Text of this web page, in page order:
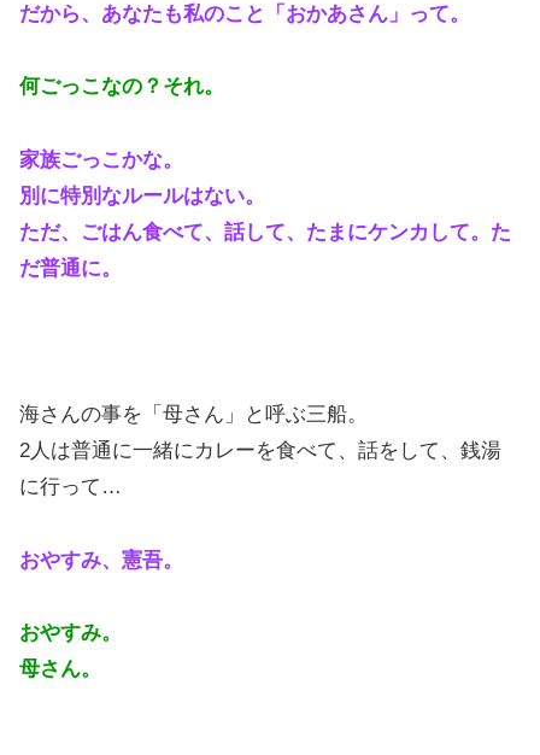
だから、あなたも私のこと「おかあさん」って。
何ごっこなの？それ。
家族ごっこかな。
別に特別なルールはない。
ただ、ごはん食べて、話して、たまにケンカして。た
だ普通に。
海さんの事を「母さん」と呼ぶ三船。
2人は普通に一緒にカレーを食べて、話をして、銭湯
に行って…
おやすみ、憲吾。
おやすみ。
母さん。